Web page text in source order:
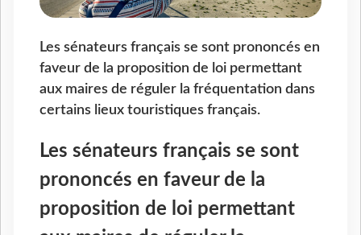
Les sénateurs français se sont prononcés en
faveur de la proposition de loi permettant
aux maires de réguler la fréquentation dans
certains lieux touristiques français.
Les sénateurs français se sont
prononcés en faveur de la
proposition de loi permettant